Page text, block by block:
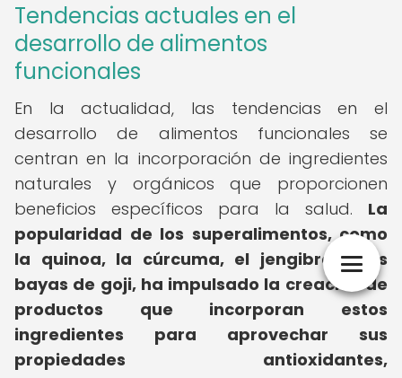
Tendencias actuales en el
desarrollo de alimentos
funcionales
En la actualidad, las tendencias en el
desarrollo de alimentos funcionales se
centran en la incorporación de ingredientes
naturales y orgánicos que proporcionen
beneficios específicos para la salud. La
popularidad de los superalimentos, como
la quinoa, la cúrcuma, el jengibre y las
bayas de goji, ha impulsado la creación de
productos que incorporan estos
ingredientes para aprovechar sus
propiedades antioxidantes,